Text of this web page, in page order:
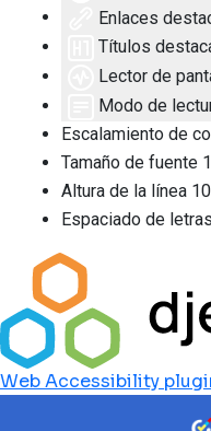
Enlaces
Títulos
Lector de
Modo de
Escalamiento de
Tamaño de fuente
Altura de la línea
Espaciado de letras
Web Accessibility